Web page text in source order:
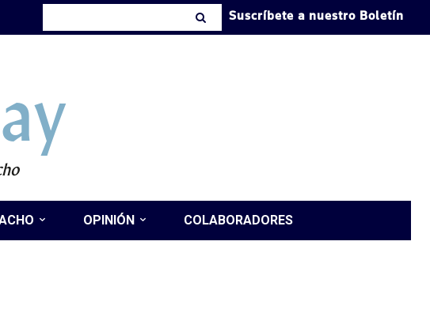
Suscríbete a nuestro Boletín
OPINIÓN COLABORADORES